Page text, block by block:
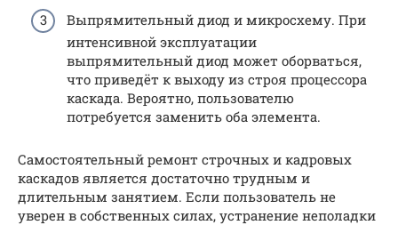
Выпрямительный диод и микросхему. При
интенсивной эксплуатации
выпрямительный диод может оборваться,
что приведёт к выходу из строя процессора
каскада. Вероятно, пользователю
потребуется заменить оба элемента.
Самостоятельный ремонт строчных и кадровых
каскадов является достаточно трудным и
длительным занятием. Если пользователь не
уверен в собственных силах, устранение неполадки